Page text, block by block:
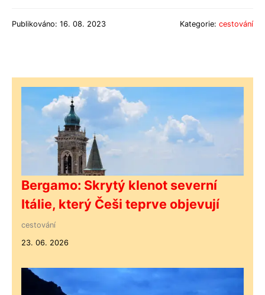
Publikováno: 16. 08. 2023 Kategorie: cestování
Bergamo: Skrytý klenot severní
Itálie, který Češi teprve objevují
cestování
23. 06. 2026